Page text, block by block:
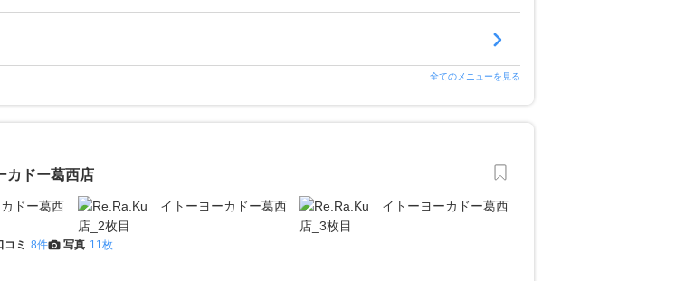
全てのメニューを見る
ドー葛西店
コミ 8件 写真 11枚